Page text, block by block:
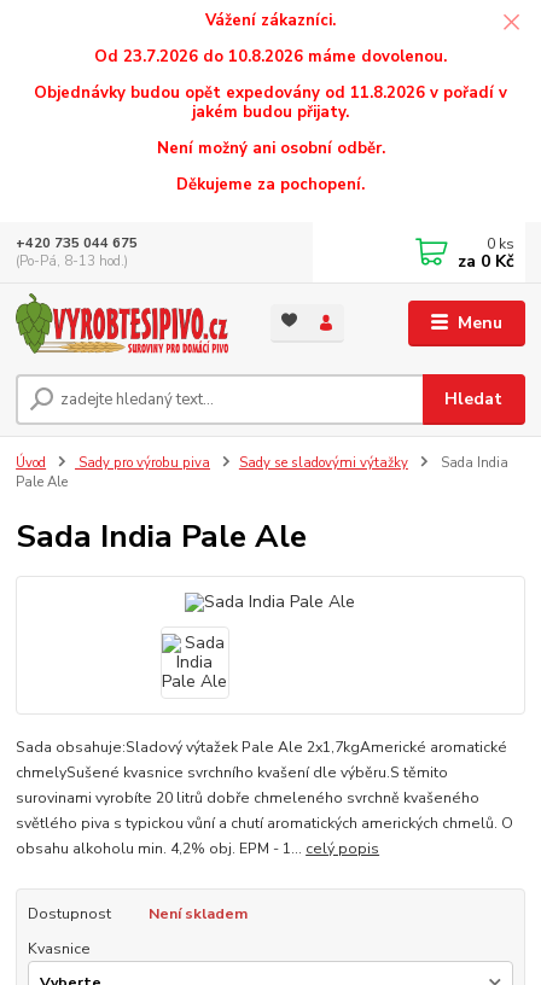
Vážení zákazníci.
Od 23.7.2026 do 10.8.2026 máme dovolenou.
Objednávky budou opět expedovány od 11.8.2026 v pořadí v
jakém budou přijaty.
Není možný ani osobní odběr.
Děkujeme za pochopení.
Menu
Hledat
+420 735 044 675
(Po-Pá, 8-13 hod.)
0 ks
za 0 Kč
Úvod Sady pro výrobu piva Sady se sladovými výtažky
Sada India
Pale Ale
Sada India Pale Ale
Sada obsahuje:Sladový výtažek Pale Ale 2x1,7kgAmerické aromatické
chmelySušené kvasnice svrchního kvašení dle výběru.S těmito
surovinami vyrobíte 20 litrů dobře chmeleného svrchně kvašeného
světlého piva s typickou vůní a chutí aromatických amerických chmelů. O
obsahu alkoholu min. 4,2% obj. EPM - 1... celý popis
Dostupnost
Není skladem
Kvasnice